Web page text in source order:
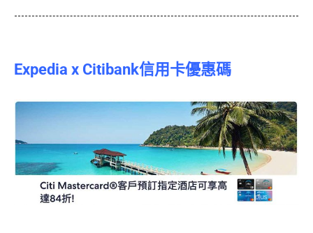
Expedia x Citibank信用卡優惠碼